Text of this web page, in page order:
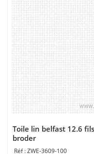
Toile lin belfast 12.6
broder
ZWE-3609-100